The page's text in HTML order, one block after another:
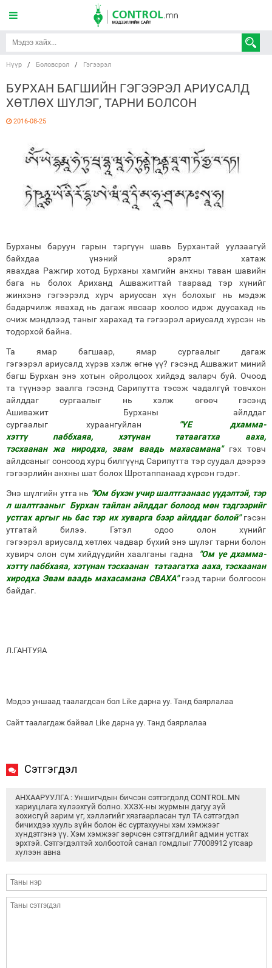
Нүүр / Боловсрол / Гэгээрэл
БУРХАН БАГШИЙН ГЭГЭЭРЭЛ АРИУСАЛД
ХӨТЛӨХ ШҮЛЭГ, ТАРНИ БОЛСОН
2016-08-25
Бурханы баруун гарын тэргүүн шавь Бурхантай уулзаагүй
байхдаа үнэний эрэлт хатаж
явахдаа Ражгир хотод Бурханы хамгийн анхны таван шавийн
бага нь болох Ариханд Ашважиттай таараад тэр хүнийг
жинхэнэ гэгээрэлд хүрч ариуссан хүн болохыг нь мэдэж
бадарчилж явахад нь дагаж явсаар хоолоо идэж дуусахад нь
очиж мэндлээд таныг харахад та гэгээрэл ариусалд хүрсэн нь
тодорхой байна.
Та ямар багшаар, ямар сургаалыг дагаж
гэгээрэл ариусалд хүрэв хэлж өгнө үү? гэсэнд Ашважит миний
багш Бурхан энэ хотын ойролцоох хийдэд заларч буй. Очоод
та түүнээр заалга гэсэнд Сарипутта тэсэж чадалгүй товчхон
айлддаг сургаалыг нь хэлж өгөөч гэсэнд
Ашиважит Бурханы айлддаг
сургаалыг хураангуйлан
"ҮЕ дхамма-
хэттү паббхаяа, хэтүнан татаагатха ааха,
тэсхаанан жа ниродха, эвам ваадь махасамана" гэх товч
айлдсаныг сонсоод хурц билгүүнд Сарипутта тэр суудал дээрээ
гэгээрлийн анхны шат болох Шротаппанаад хүрсэн гэдэг.
Энэ шүлгийн утга нь "Юм бүхэн учир шалтгаанаас үүдэлтэй, тэр
л шалтгааныг Бурхан тайлан айлддаг болоод мөн тэдгээрийг
устгах аргыг нь бас тэр их хуварга бээр айлддаг болой"гэсэн
утгатай билээ. Гэтэл одоо олон хүнийг
гэгээрэл ариусалд хөтлөх чадвар бүхий энэ шүлэг тарни болон
хувирч олон сүм хийдүүдийн хаалганы гадна
"Ом үе дхамма-
хэттү паббхаяа, хэтүнан тэсхаанан татаагатха ааха, тэсхаанан
хиродха Эвам ваадь махасамана СВАХА"гээд тарни болгосон
байдаг.
Л.ГАНТУЯА
Мэдээ уншаад таалагдсан бол Like дарна уу. Танд баярлалаа
Сайт таалагдаж байвал Like дарна уу. Танд баярлалаа
Сэтгэгдэл
АНХААРУУЛГА : Уншигчдын бичсэн сэтгэгдэлд CONTROL.MN
хариуцлага хүлээхгүй болно. ХХЗХ-ны журмын дагуу зүй
зохисгүй зарим үг, хэллэгийг хязгаарласан тул ТА сэтгэгдэл
бичихдээ хууль зүйн болон ёс суртахууны хэм хэмжээг
хүндэтгэнэ үү. Хэм хэмжээг зөрчсөн сэтгэгдлийг админ устгах
эрхтэй. Сэтгэгдэлтэй холбоотой санал гомдлыг 77008912 утсаар
хүлээн авна